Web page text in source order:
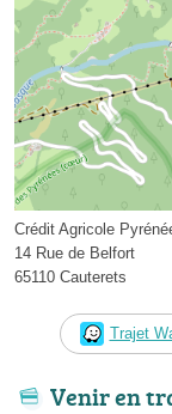
Crédit Agricole
14 Rue de Belfort
65110 Cauterets
Trajet
Venir en